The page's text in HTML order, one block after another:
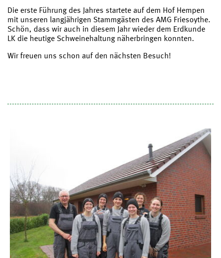
Die erste Führung des Jahres startete auf dem Hof Hempen
mit unseren langjährigen Stammgästen des AMG Friesoythe.
Schön, dass wir auch in diesem Jahr wieder dem Erdkunde
LK die heutige Schweinehaltung näherbringen konnten.
Wir freuen uns schon auf den nächsten Besuch!